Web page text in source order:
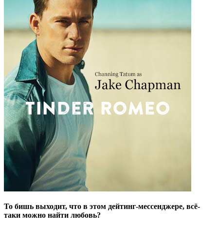
То бишь выходит, что в этом дейтинг-мессенджере, всё-
таки можно найти любовь?